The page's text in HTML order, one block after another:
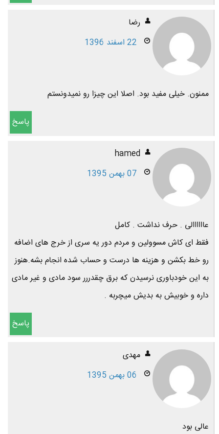
رضا
22 اسفند 1396
ممنون. خیلی مفید بود. اصلا این چیزا رو نمیدونستم
پاسخ
hamed
07 بهمن 1395
عاااااالی . حرف نداشت . کامل
فقط ای کاش مسوولین و مردم دور یه سری از خرج های اضافه
رو خط بکشن و هزینه ها درست و حساب شده انجام بشه.هنوز
به این خودباوری نرسیدن که برق چقدررر سود مادی و غیر مادی
داره و خوبیش به بدیش میچربه .
پاسخ
مهدی
06 بهمن 1395
عالی بود